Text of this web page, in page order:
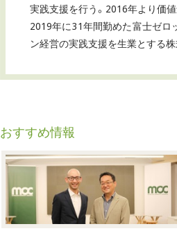
実践支援を行う。2016年より価
2019年に31年間勤めた富士ゼロ
ン経営の実践支援を生業とする
おすすめ情報